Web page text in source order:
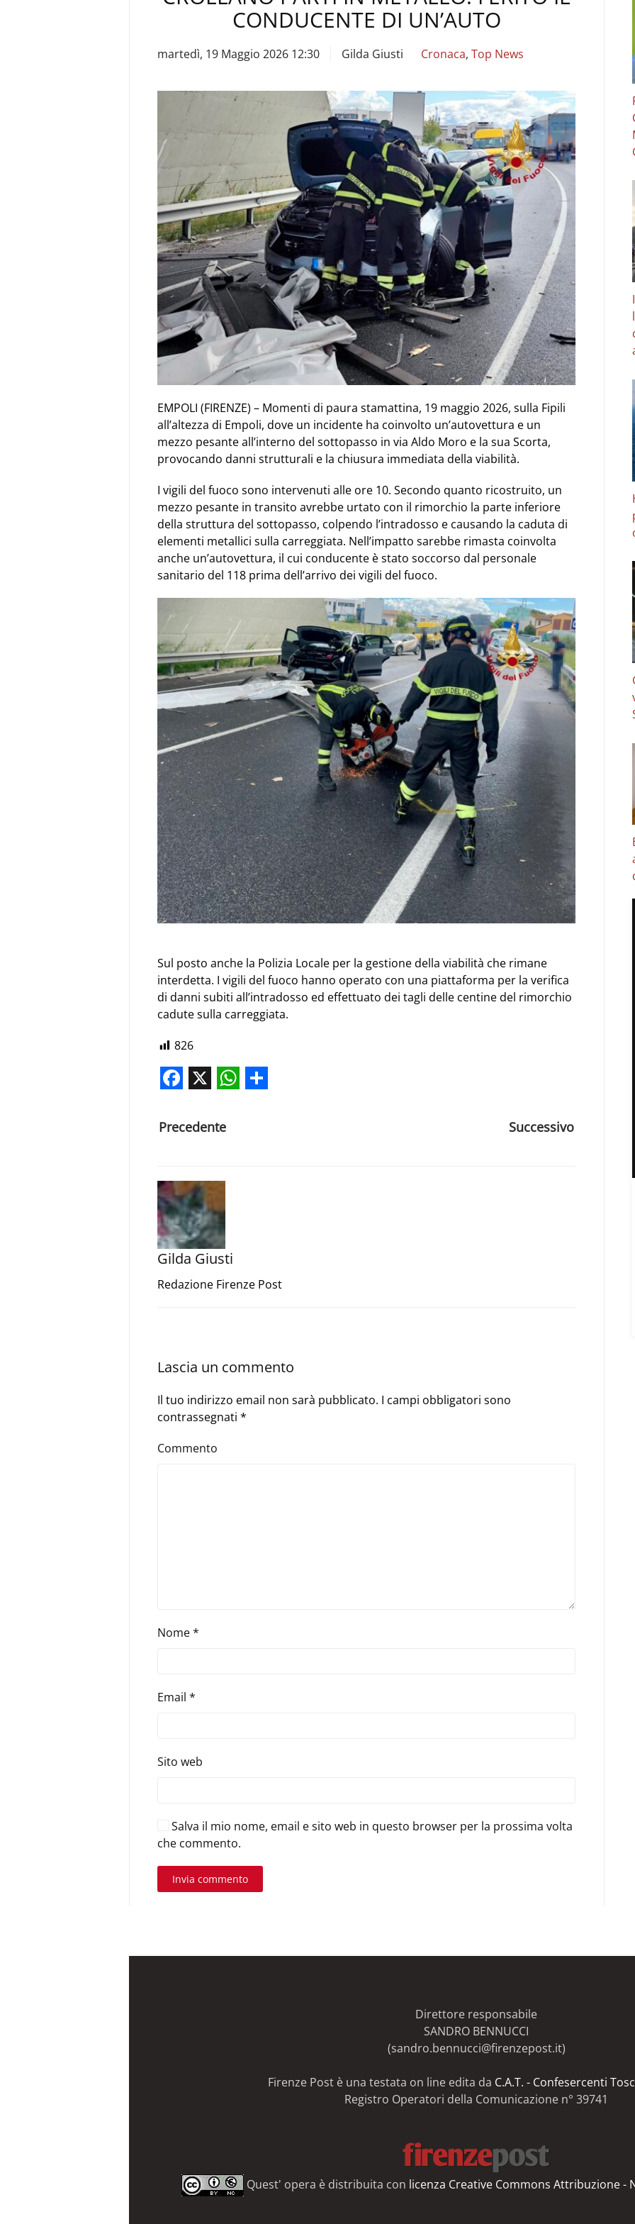
CONDUCENTE DI UN’AUTO
martedì, 19 Maggio 2026 12:30 Gilda Giusti Cronaca, Top News
EMPOLI (FIRENZE) – Momenti di paura stamattina, 19 maggio 2026, sulla Fipili
all’altezza di Empoli, dove un incidente ha coinvolto un’autovettura e un
mezzo pesante all’interno del sottopasso in via Aldo Moro e la sua Scorta,
provocando danni strutturali e la chiusura immediata della viabilità.
I vigili del fuoco sono intervenuti alle ore 10. Secondo quanto ricostruito, un
mezzo pesante in transito avrebbe urtato con il rimorchio la parte inferiore
della struttura del sottopasso, colpendo l’intradosso e causando la caduta di
elementi metallici sulla carreggiata. Nell’impatto sarebbe rimasta coinvolta
anche un’autovettura, il cui conducente è stato soccorso dal personale
sanitario del 118 prima dell’arrivo dei vigili del fuoco.
Sul posto anche la Polizia Locale per la gestione della viabilità che rimane
interdetta. I vigili del fuoco hanno operato con una piattaforma per la verifica
di danni subiti all’intradosso ed effettuato dei tagli delle centine del rimorchio
cadute sulla carreggiata.
826
Precedente Successivo
Gilda Giusti
Redazione Firenze Post
Lascia un commento
Il tuo indirizzo email non sarà pubblicato. I campi obbligatori sono
contrassegnati *
Commento
Nome*
Email *
Sito web
Salva il mio nome, email e sito web in questo browser per la prossima volta
che commento.
Invia commento
Direttore responsabile
SANDRO BENNUCCI
(sandro.bennucci@firenzepost.it)
Firenze Post è una testata on line edita da C.A.T. - Confesercenti
Registro Operatori della Comunicazione n° 39741
Quest' opera è distribuita con licenza Creative Commons Attribuzione -